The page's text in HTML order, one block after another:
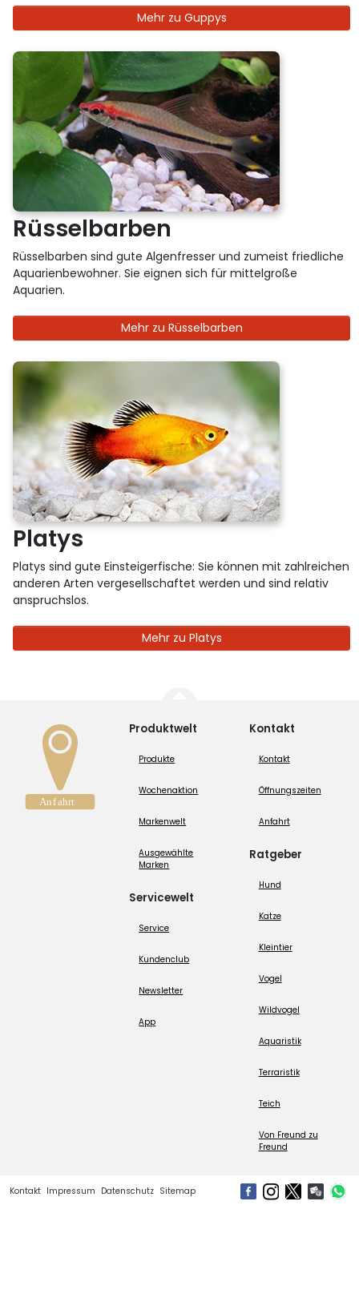
Mehr zu Guppys
Rüsselbarben
Rüsselbarben sind gute Algenfresser und zumeist friedliche
Aquarienbewohner. Sie eignen sich für mittelgroße
Aquarien.
Mehr zu Rüsselbarben
Platys
Platys sind gute Einsteigerfische: Sie können mit zahlreichen
anderen Arten vergesellschaftet werden und sind relativ
anspruchslos.
Mehr zu Platys
Produktwelt
Produkte
Wochenaktion
Markenwelt
Ausgewählte
Marken
Servicewelt
Service
Kundenclub
Newsletter
App
Kontakt
Kontakt
Öffnungszeiten
Anfahrt
Ratgeber
Hund
Katze
Kleintier
Vogel
Wildvogel
Aquaristik
Terraristik
Teich
Von Freund zu
Freund
Kontakt Impressum Datenschutz Sitemap